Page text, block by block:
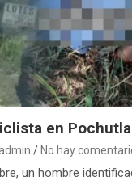
en Pochutla
admin No hay
un hombre